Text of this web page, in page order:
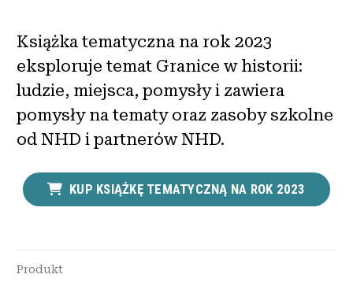
Książka tematyczna na rok 2023
eksploruje temat Granice w historii:
ludzie, miejsca, pomysły i zawiera
pomysły na tematy oraz zasoby szkolne
od NHD i partnerów NHD.
KUP KSIĄŻKĘ TEMATYCZNĄ NA ROK 2023
Produkt